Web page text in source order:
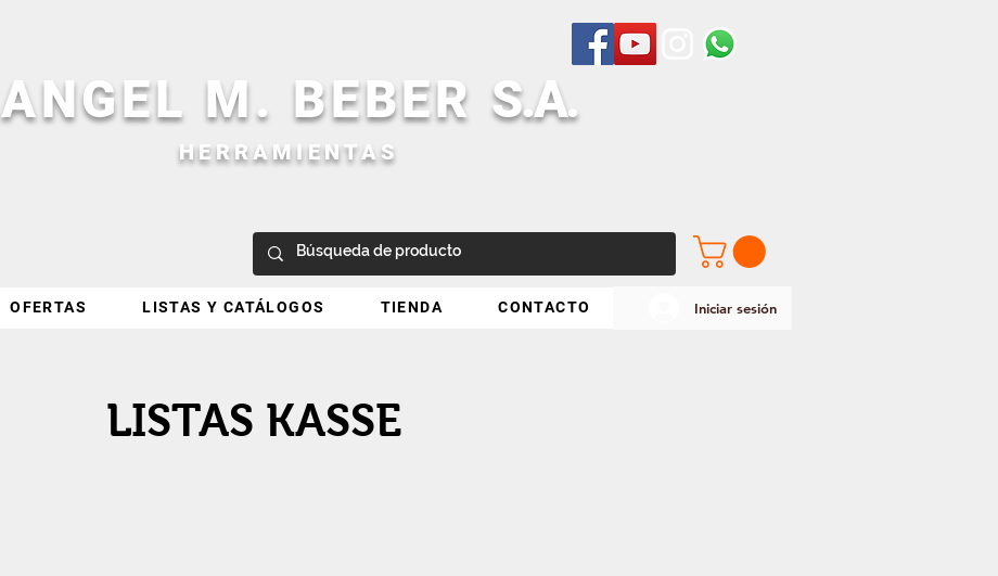
ANGEL M. BEBER S.A.
HERRAMIENTAS
OFERTAS LISTAS Y CATÁLOGOS TIENDA CONTACTO Iniciar sesión
LISTAS KASSE